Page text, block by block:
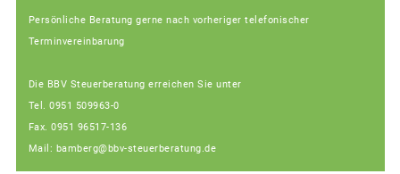
Persönliche Beratung gerne nach vorheriger telefonischer
Terminvereinbarung
Die BBV Steuerberatung erreichen Sie unter
Tel. 0951 509963-0
Fax. 0951 96517-136
Mail: bamberg@bbv-steuerberatung.de